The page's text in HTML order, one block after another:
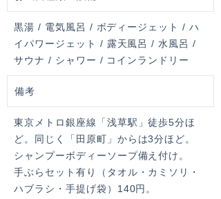
黒湯 / 電気風呂 / ボディージェット / ハ
イパワージェット / 露天風呂 / 水風呂 /
サウナ / シャワー / コインランドリー
備考
東京メトロ銀座線「浅草駅」徒歩5分ほ
ど。同じく「田原町」からは3分ほど。
シャンプーボディーソープ備え付け。
手ぶらセット有り（タオル・カミソリ・
ハブラシ・手提げ袋）140円。